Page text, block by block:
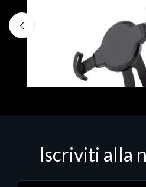
Iscriviti alla